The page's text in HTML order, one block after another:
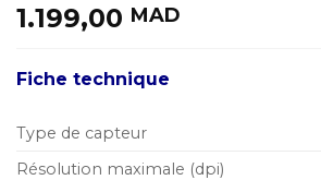
1.199,00 MAD
Fiche technique
Type de capteur
Résolution maximale (dpi)